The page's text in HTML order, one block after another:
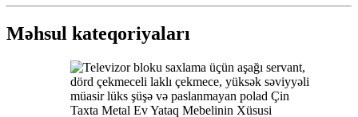
Məhsul kateqoriyaları